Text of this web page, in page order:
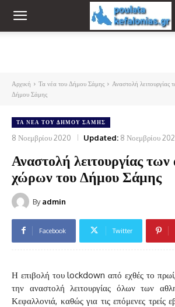
Αρχική Τα νέα του Δήμου Σάμης
Αναστολή λειτουργίας
Δήμου Σάμης
ΤΑ ΝΈΑ ΤΟΥ ΔΉΜΟΥ ΣΆΜΗΣ
8 Νοεμβρίου 2020 Updated: 8 Νοεμβρίου
Αναστολή λειτουργίας
χώρων του Δήμου Σάμης
By admin
Facebook Twitter
Η επιβολή του lockdown από εχθές το
την αναστολή λειτουργίας όλων των
Κεφαλλονιά, καθώς για τις επόμενες τρείς